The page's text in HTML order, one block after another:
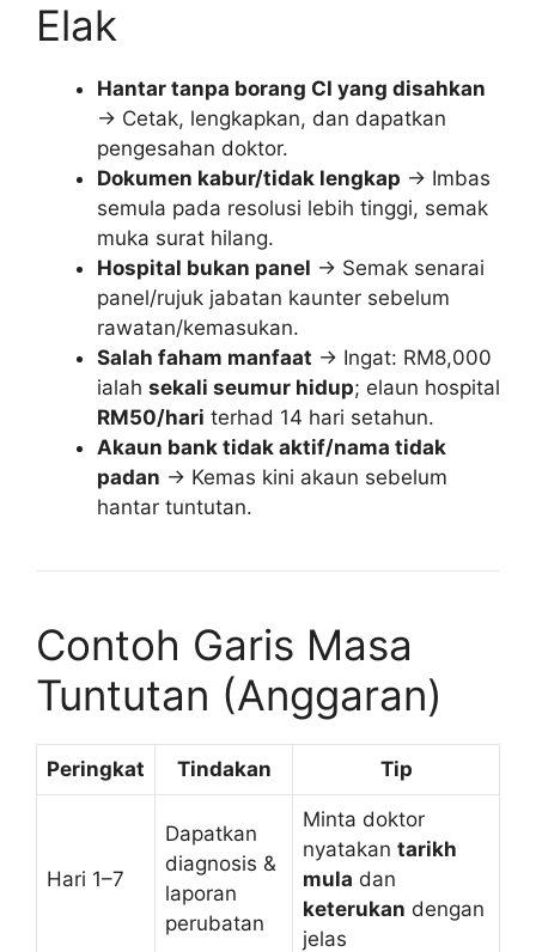
Elak
Hantar tanpa borang CI yang disahkan
→ Cetak, lengkapkan, dan dapatkan
pengesahan doktor.
Dokumen kabur/tidak lengkap → Imbas
semula pada resolusi lebih tinggi, semak
muka surat hilang.
Hospital bukan panel → Semak senarai
panel/rujuk jabatan kaunter sebelum
rawatan/kemasukan.
Salah faham manfaat → Ingat: RM8,000
ialah sekali seumur hidup; elaun hospital
RM50/hari terhad 14 hari setahun.
Akaun bank tidak aktif/nama tidak
padan → Kemas kini akaun sebelum
hantar tuntutan.
Contoh Garis Masa
Tuntutan (Anggaran)
Peringkat Tindakan Tip
Hari 1–7
Dapatkan
diagnosis &
laporan
perubatan
Minta doktor
nyatakan tarikh
mula dan
keterukan dengan
jelas